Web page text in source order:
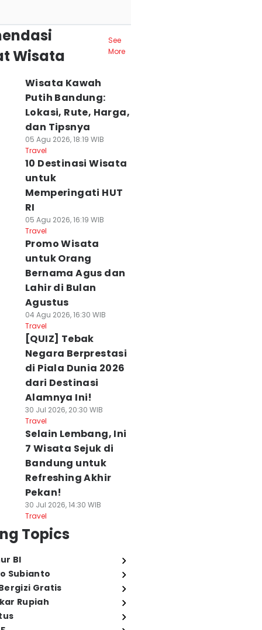
Wisata
See
More
Wisata Kawah
Putih Bandung:
Lokasi, Rute, Harga,
dan Tipsnya
05 Agu 2026, 18:19 WIB
Travel
10 Destinasi Wisata
untuk
Memperingati HUT
RI
05 Agu 2026, 16:19 WIB
Travel
Promo Wisata
untuk Orang
Bernama Agus dan
Lahir di Bulan
Agustus
04 Agu 2026, 16:30 WIB
Travel
[QUIZ] Tebak
Negara Berprestasi
di Piala Dunia 2026
dari Destinasi
Alamnya Ini!
30 Jul 2026, 20:30 WIB
Travel
Selain Lembang, Ini
7 Wisata Sejuk di
Bandung untuk
Refreshing Akhir
Pekan!
30 Jul 2026, 14:30 WIB
Travel
Topics
BI
Subianto
Gratis
Rupiah